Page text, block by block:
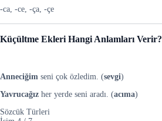
-ca, -ce, -ça, -çe
Küçültme Ekleri Hangi Anlamları Verir?
Anneciğim seni çok özledim. (sevgi)
Yavrucağız her yerde seni aradı. (acıma)
Sözcük Türleri